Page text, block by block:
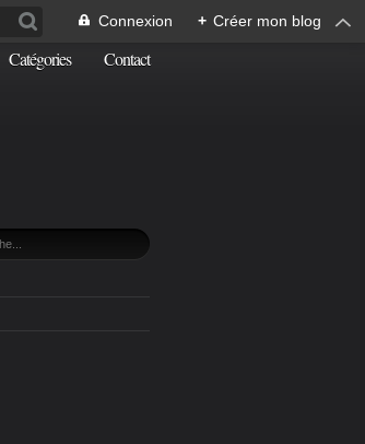
Connexion + Créer mon blog
Catégories Contact